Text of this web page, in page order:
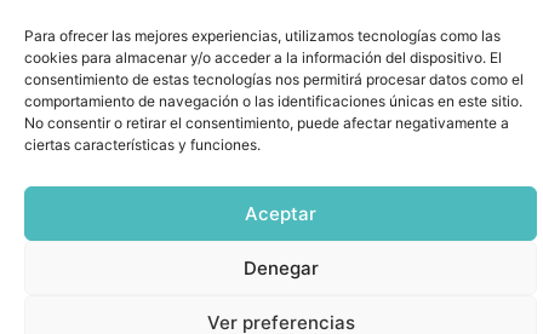
Para ofrecer las mejores experiencias, utilizamos tecnologías como las
cookies para almacenar y/o acceder a la información del dispositivo. El
consentimiento de estas tecnologías nos permitirá procesar datos como el
comportamiento de navegación o las identificaciones únicas en este sitio.
No consentir o retirar el consentimiento, puede afectar negativamente a
ciertas características y funciones.
Aceptar
Denegar
Ver preferencias